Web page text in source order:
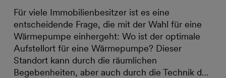
Für viele Immobilienbesitzer ist es eine
entscheidende Frage, die mit der Wahl für eine
Wärmepumpe einhergeht: Wo ist der optimale
Aufstellort für eine Wärmepumpe? Dieser
Standort kann durch die räumlichen
Begebenheiten, aber auch durch die Technik d…